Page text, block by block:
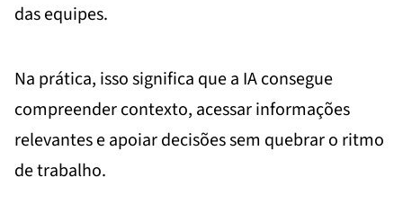
das equipes.
Na prática, isso significa que a IA consegue
compreender contexto, acessar informações
relevantes e apoiar decisões sem quebrar o ritmo
de trabalho.